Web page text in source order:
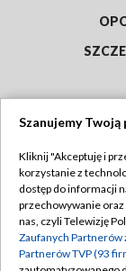
Abonament
Emisja w TVP
Centrum
Szanujemy
Kliknij "Akceptuję i
korzystanie z
dostęp do informacji
przechowywanie
nas, czyli Telewizję
Zaufanych Partnerów
Partnerów TVP (93